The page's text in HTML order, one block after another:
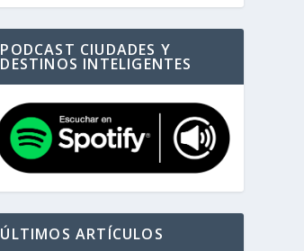
PODCAST CIUDADES Y
DESTINOS INTELIGENTES
ÚLTIMOS ARTÍCULOS